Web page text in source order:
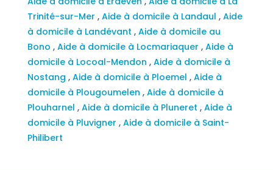
Trinité-sur-Mer , Aide à domicile à Landaul , Aide
à domicile à Landévant , Aide à domicile au
Bono , Aide à domicile à Locmariaquer , Aide à
domicile à Locoal-Mendon , Aide à domicile à
Nostang , Aide à domicile à Ploemel , Aide à
domicile à Plougoumelen , Aide à domicile à
Plouharnel , Aide à domicile à Pluneret , Aide à
domicile à Pluvigner , Aide à domicile à Saint-
Philibert